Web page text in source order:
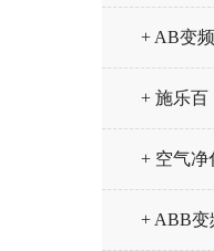
+ AB变
+ 施乐百
+ 空气净
+ ABB变